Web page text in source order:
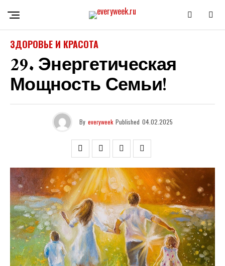
ЗДОРОВЬЕ И КРАСОТА
29. Энергетическая
Мощность Семьи!
By everyweek Published 04.02.2025